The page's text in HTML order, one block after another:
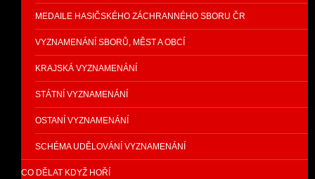
MEDAILE HASIČSKÉHO ZÁCHRANNÉHO SBORU ČR
VYZNAMENÁNÍ SBORŮ, MĚST A OBCÍ
KRAJSKÁ VYZNAMENÁNÍ
STÁTNÍ VYZNAMENÁNÍ
OSTANÍ VYZNAMENÁNÍ
SCHÉMA UDĚLOVÁNÍ VYZNAMENÁNÍ
CO DĚLAT KDYŽ HOŘÍ